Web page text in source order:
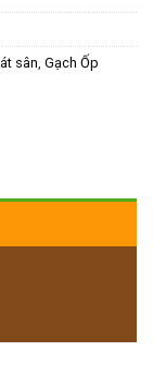
sân, Gạch Ốp